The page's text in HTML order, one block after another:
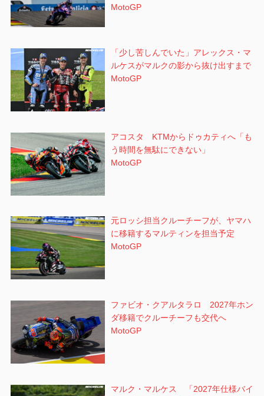
MotoGP
「少し苦しんでいた」アレックス・マ
ルケスがマルクの影から抜け出すまで
MotoGP
アコスタ KTMからドゥカティへ「も
う時間を無駄にできない」
MotoGP
元ロッシ担当クルーチーフが、ヤマハ
に移籍するマルティンを担当予定
MotoGP
ファビオ・クアルタラロ 2027年ホン
ダ移籍でクルーチーフも交代へ
MotoGP
マルク・マルケス 「2027年仕様バイ